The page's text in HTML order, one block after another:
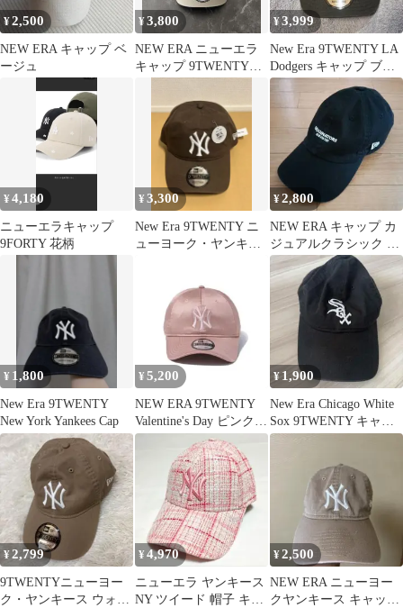
¥2,500
NEW ERA キャップ ベ
ージュ
¥3,800
NEW ERA ニューエラ
キャップ 9TWENTY
¥3,999
New Era 9TWENTY LA
Dodgers キャップ ブラ
ック
¥4,180
ニューエラキャップ
9FORTY 花柄
¥3,300
New Era 9TWENTY ニ
ューヨーク・ヤンキー
¥2,800
NEW ERA キャップ カ
ジュアルクラシック ブ
ラック
¥ 1,800
New Era 9TWENTY
New York Yankees Cap
¥ 5,200
NEW ERA 9TWENTY
Valentine's Day ピンクベ
ージュ
¥ 1,900
New Era Chicago White
Sox 9TWENTY キャッ
プ
¥2,799
9TWENTYニューヨー
ク・ヤンキース ウォッ
¥4,970
ニューエラ ヤンキース
NY ツイード 帽子 キャ
¥2,500
NEW ERA ニューヨー
クヤンキース キャップ